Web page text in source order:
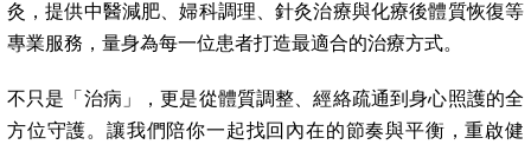
灸，提供中醫減肥、婦科調理、針灸治療與化療後體質恢復等
專業服務，量身為每一位患者打造最適合的治療方式。
不只是「治病」，更是從體質調整、經絡疏通到身心照護的全
方位守護。讓我們陪你一起找回內在的節奏與平衡，重啟健